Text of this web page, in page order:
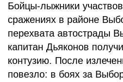
Бойцы-лыжники
сражениях в районе
перехвата автострады
капитан Дьяконов
контузию. После
повезло: в боях за